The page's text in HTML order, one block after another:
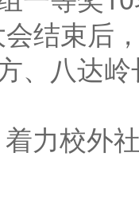
结束后
、八达
着力校外